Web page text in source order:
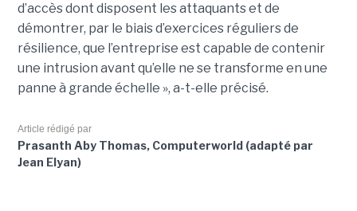
d’accès dont disposent les attaquants et de
démontrer, par le biais d’exercices réguliers de
résilience, que l’entreprise est capable de contenir
une intrusion avant qu’elle ne se transforme en une
panne à grande échelle », a-t-elle précisé.
Article rédigé par
Prasanth Aby Thomas, Computerworld (adapté par
Jean Elyan)